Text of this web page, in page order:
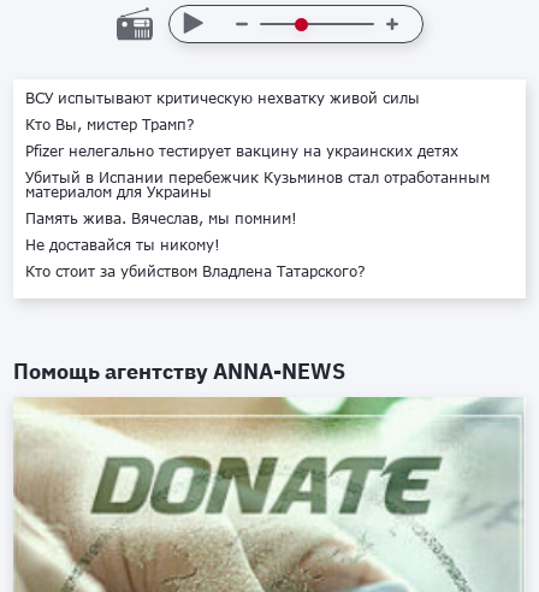
ВСУ испытывают критическую нехватку живой силы
Кто Вы, мистер Трамп?
Pfizer нелегально тестирует вакцину на украинских детях
Убитый в Испании перебежчик Кузьминов стал отработанным
материалом для Украины
Память жива. Вячеслав, мы помним!
Не доставайся ты никому!
Кто стоит за убийством Владлена Татарского?
Помощь агентствуANNA-NEWS